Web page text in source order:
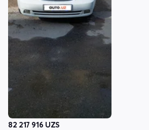
82 217 916 UZS